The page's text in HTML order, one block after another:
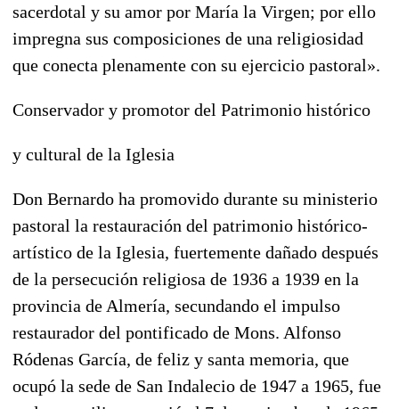
sacerdotal y su amor por María la Virgen; por ello
impregna sus composiciones de una religiosidad
que conecta plenamente con su ejercicio pastoral».
Conservador y promotor del Patrimonio histórico
y cultural de la Iglesia
Don Bernardo ha promovido durante su ministerio
pastoral la restauración del patrimonio histórico-
artístico de la Iglesia, fuertemente dañado después
de la persecución religiosa de 1936 a 1939 en la
provincia de Almería, secundando el impulso
restaurador del pontificado de Mons. Alfonso
Ródenas García, de feliz y santa memoria, que
ocupó la sede de San Indalecio de 1947 a 1965, fue